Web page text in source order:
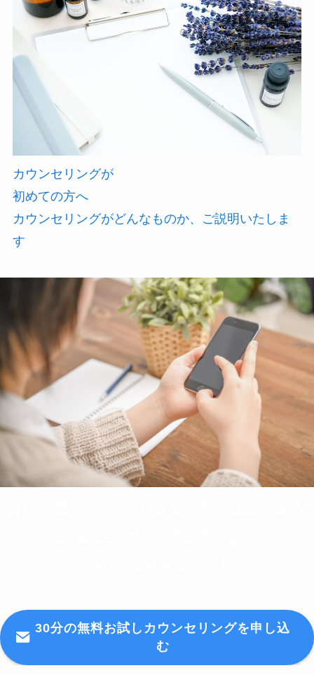
カウンセリングが
初めての方へ
カウンセリングがどんなものか、ご説明いたしま
す
30分の無料お試しカウンセリングを申し込
む